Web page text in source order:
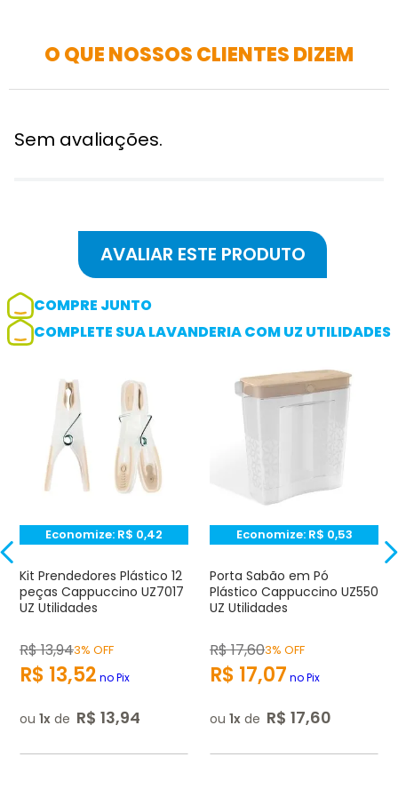
O QUE NOSSOS CLIENTES DIZEM
Adicionar avaliação
Avaliação
Avalie o produto de 1 até 5 estrelas
★ ★★ ☆☆
Endereço de e-mail
Escrever avaliação
Sem avaliações.
COMPRE JUNTO
COMPLETE SUA LAVANDERIA COM UZ UTILIDADES
Economize: R$ 0,42
Kit Prendedores Plástico 12
peças Cappuccino UZ7017
UZ Utilidades
R$13,943% OFF
R$ 13,52 no Pix
ou 1 de R$ 13,94
Economize: R$ 0,53
Porta Sabão em Pó
Plástico Cappuccino UZ550
UZ Utilidades
R$17,603% OFF
R$ 17,07 no Pix
ou 1 de R$ 17,60